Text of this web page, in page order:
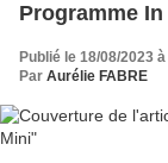
Programme
Publié le 18/08/2023
Par Aurélie FABRE